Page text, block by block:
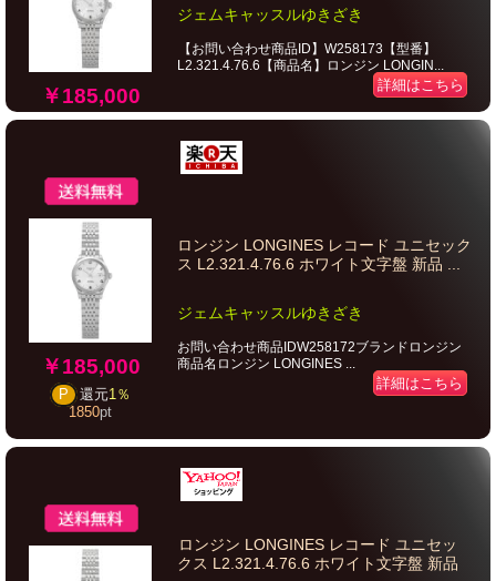
￥185,000
ジェムキャッスルゆきざき
【お問い合わせ商品ID】W258173【型番】
L2.321.4.76.6【商品名】ロンジン LONGIN...
詳細はこちら
￥185,000
P 還元1％
1850pt
ロンジン LONGINES レコード ユニセック
ス L2.321.4.76.6 ホワイト文字盤 新品 ...
ジェムキャッスルゆきざき
お問い合わせ商品IDW258172ブランドロンジン
商品名ロンジン LONGINES ...
詳細はこちら
ロンジン LONGINES レコード ユニセッ
クス L2.321.4.76.6 ホワイト文字盤 新品